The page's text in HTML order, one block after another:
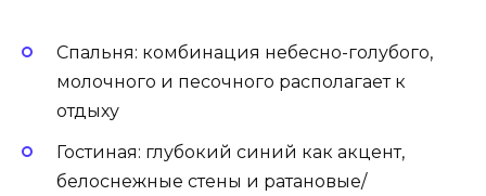
Спальня: комбинация небесно-голубого,
молочного и песочного располагает к
отдыху
Гостиная: глубокий синий как акцент,
белоснежные стены и ратановые/